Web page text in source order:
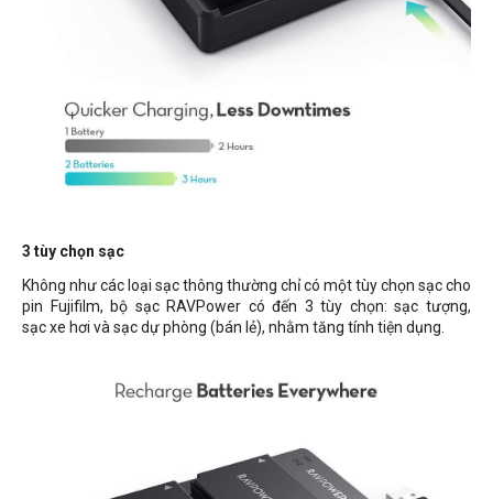
3 tùy chọn sạc
Không như các loại sạc thông thường chỉ có một tùy chọn sạc cho
pin Fujifilm, bộ sạc RAVPower có đến 3 tùy chọn: sạc tượng,
sạc xe hơi và sạc dự phòng (bán lẻ), nhằm tăng tính tiện dụng.